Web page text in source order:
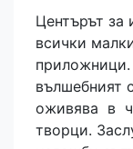
Центърът за
всички
приложници.
вълшебният
оживява в
творци.